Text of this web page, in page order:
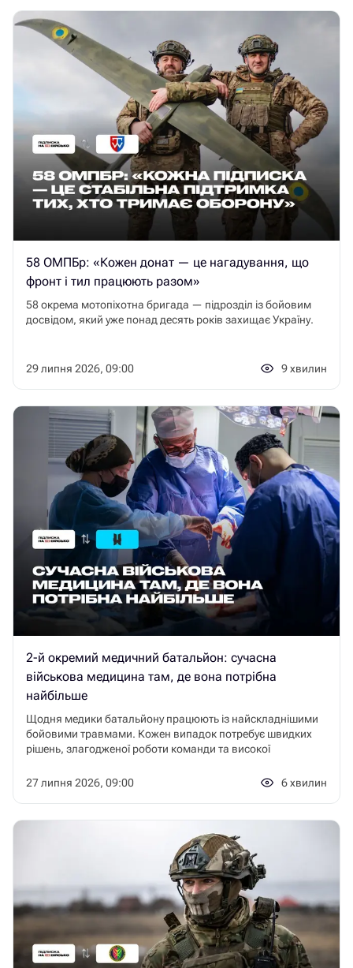
58 ОМПБр: «Кожен донат — це нагадування, що
фронт і тил працюють разом»
58 окрема мотопіхотна бригада — підрозділ із бойовим
досвідом, який уже понад десять років захищає Україну.
29 липня 2026, 09:00 9хвилин
2-й окремий медичний батальйон: сучасна
військова медицина там, де вона потрібна
найбільше
Щодня медики батальйону працюють із найскладнішими
бойовими травмами. Кожен випадок потребує швидких
рішень, злагодженої роботи команди та високої
27 липня 2026, 09:00
6хвилин